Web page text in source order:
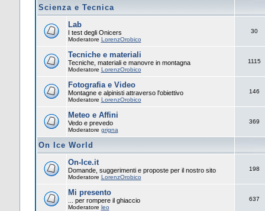
Scienza e Tecnica
Lab
I test degli Onicers
Moderatore LorenzOrobico
30
Tecniche e materiali
Tecniche, materiali e manovre in montagna
Moderatore LorenzOrobico
1115
Fotografia e Video
Montagne e alpinisti attraverso l'obiettivo
Moderatore LorenzOrobico
146
Meteo e Affini
Vedo e prevedo
Moderatore grigna
369
On Ice World
On-Ice.it
Domande, suggerimenti e proposte per il nostro sito
Moderatore LorenzOrobico
198
Mi presento
... per rompere il ghiaccio
Moderatore leo
637